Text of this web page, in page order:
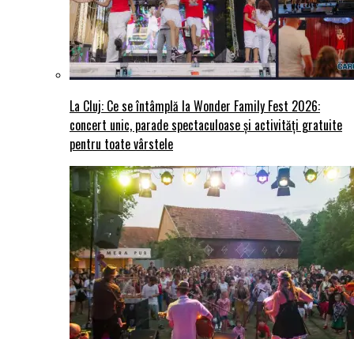
La Cluj: Ce se întâmplă la Wonder Family Fest 2026:
concert unic, parade spectaculoase și activități gratuite
pentru toate vârstele